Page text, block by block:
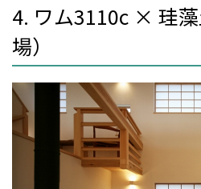
4. ワム3110c × 珪
場）